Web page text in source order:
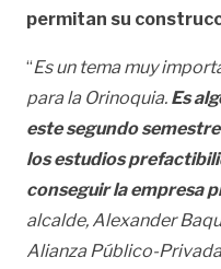
permitan su
“Es un tema muy
para la Orinoquia. Es
este segundo
los estudios
conseguir la empresa
alcalde, Alexander
Alianza Público-